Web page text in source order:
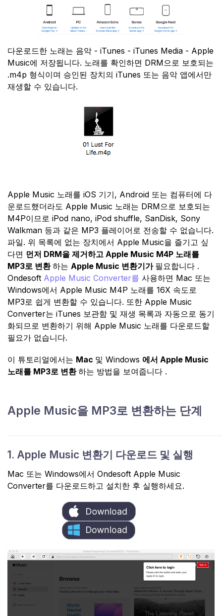
다운로드한 노래는 음악 - iTunes - iTunes Media - Apple
Music에 저장됩니다. 노래를 확인하면 DRM으로 보호되는
.m4p 형식이며 승인된 장치의 iTunes 또는 음악 앱에서만
재생할 수 있습니다.
Apple Music 노래를 iOS 기기, Android 또는 컴퓨터에 다
운로드했더라도 Apple Music 노래는 DRM으로 보호되는
M4P이므로 iPod nano, iPod shuffle, SanDisk, Sony
Walkman 등과 같은 MP3 플레이어로 전송할 수 없습니다.
파일. 위 목록에 없는 장치에서 Apple Music을 즐기고 싶
다면 먼저 DRM을 제거하고 Apple Music M4P 노래를
MP3로 변환하는 Apple Music 변환기가 필요합니다 .
Ondesoft Apple Music Converter를 사용하면 Mac 또는
Windows에서 Apple Music M4P 노래를 16X 속도로
MP3로 쉽게 변환할 수 있습니다. 또한 Apple Music
Converter는 iTunes 보관함 및 재생 목록과 자동으로 동기
화되므로 변환하기 위해 Apple Music 노래를 다운로드할
필요가 없습니다.
이 튜토리얼에서는 Mac 및 Windows 에서 Apple Music
노래를 MP3로 변환하는 방법을 보여줍니다 .
Apple Music을 MP3로 변환하는 단계
1. Apple Music 변환기 다운로드 및 실행
Mac 또는 Windows에서 Ondesoft Apple Music
Converter를 다운로드하고 설치한 후 실행하세요.